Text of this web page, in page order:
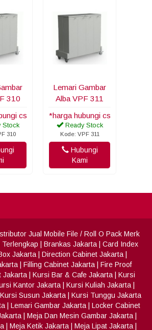
310
cs
Stock
310
Lemari Gambar
Alba VPF 311
*harga hubungi cs
Ready Stock
Kode: VPF 311
Hubungi
Kami
Jual Mobile File / Roll O Pack Merk
| Brankas Jakarta | Card Index
Jakarta| Direction Cabinet Jakarta|
| Filling Cabinet Jakarta | Fire Proof
Jakarta | Kursi Bar & Cafe Jakarta | Kursi
Kantor Jakarta| Kursi Kuliah Jakarta|
Kursi Susun Jakarta | Kursi Tunggu Jakarta
| Lemari Gambar Jakarta| Locker Cabinet
| Meja Dan Mesin Gambar Jakarta |
| Meja Ketik Jakarta| Meja Lipat Jakarta|